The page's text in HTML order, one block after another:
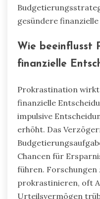
gesündere
Wie beeinflusst
finanzielle
Prokrastination wirkt
finanzielle
impulsive
erhöht. Das
Chancen für
führen. Forschungen
prokrastinieren, oft
Urteilsvermögen